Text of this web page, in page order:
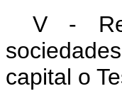
V -
capital o